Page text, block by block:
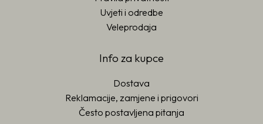
Uvjeti i odredbe
Veleprodaja
Info za kupce
Dostava
Reklamacije, zamjene i prigovori
Često postavljena pitanja